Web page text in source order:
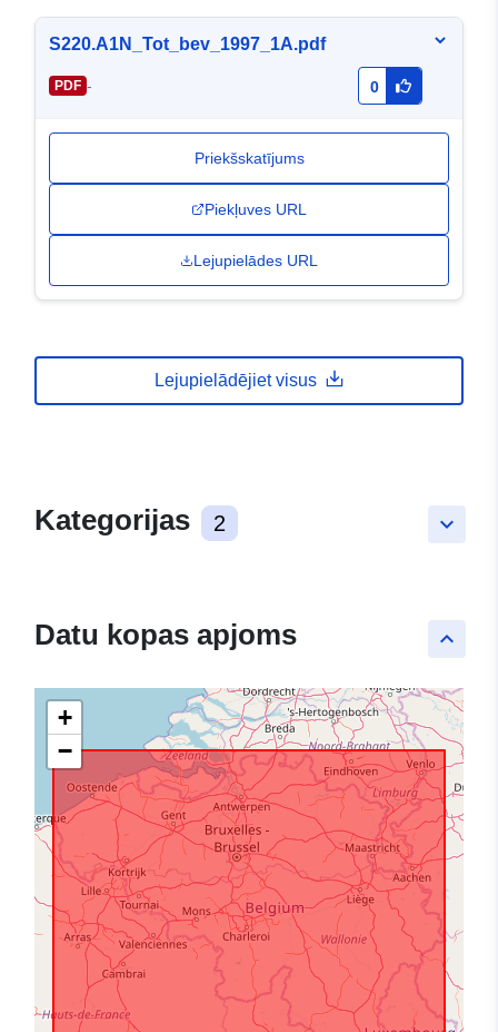
S220.A1N_Tot_bev_1997_1A.pdf
PDF - 0
Priekšskatījums
Piekļuves URL
Lejupielādes URL
Lejupielādējiet visus
keyboard_arrow_down
Kategorijas 2
keyboard_arrow_up
Datu kopas apjoms
+
−